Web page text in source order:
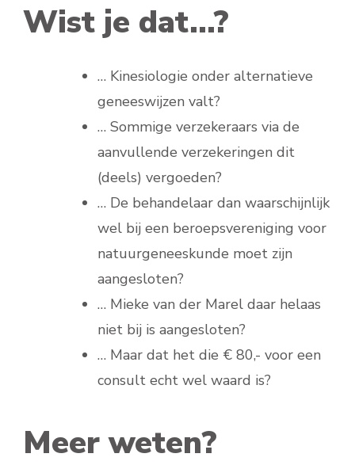
Wist je dat…?
… Kinesiologie onder alternatieve
geneeswijzen valt?
… Sommige verzekeraars via de
aanvullende verzekeringen dit
(deels) vergoeden?
… De behandelaar dan waarschijnlijk
wel bij een beroepsvereniging voor
natuurgeneeskunde moet zijn
aangesloten?
… Mieke van der Marel daar helaas
niet bij is aangesloten?
… Maar dat het die € 80,- voor een
consult echt wel waard is?
Meer weten?